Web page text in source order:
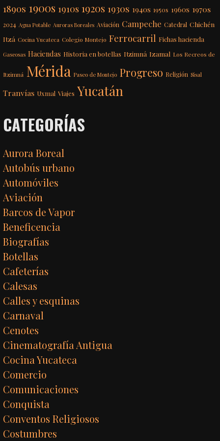
1890s 1900s 1910s 1920s 1930s 1940s 1950s 1960s 1970s
2024 Agua Potable Auroras Boreales Aviación Campeche Catedral Chichén
Itzá Cocina Yucateca Colegio Montejo Ferrocarril Fichas hacienda
Gaseosas Haciendas Historia en botellas Itzimná Izamal Los Recreos de
Itzimná Mérida Paseo de Montejo Progreso Religión Sisal
Tranvías Uxmal Viajes Yucatán
CATEGORÍAS
Aurora Boreal
Autobús urbano
Automóviles
Aviación
Barcos de Vapor
Beneficencia
Biografías
Botellas
Cafeterías
Calesas
Calles y esquinas
Carnaval
Cenotes
Cinematografía Antigua
Cocina Yucateca
Comercio
Comunicaciones
Conquista
Conventos Religiosos
Costumbres